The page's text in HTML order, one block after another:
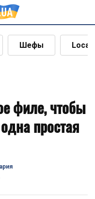
Шефы Local
филе, чтобы
простая